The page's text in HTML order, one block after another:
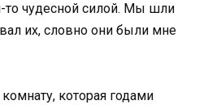
то чудесной силой. Мы шли
их, словно они были мне
которая годами